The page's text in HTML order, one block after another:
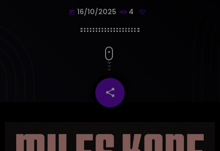
today 16/10/2025 4
share
email